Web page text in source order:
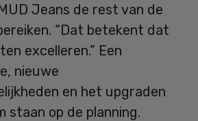
Jeans de rest van de
“Dat betekent dat
excelleren.” Een
nieuwe
en het upgraden
staan op de planning.